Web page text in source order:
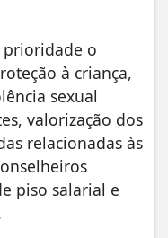
prioridade o
à criança,
sexual
valorização dos
relacionadas às
piso salarial e